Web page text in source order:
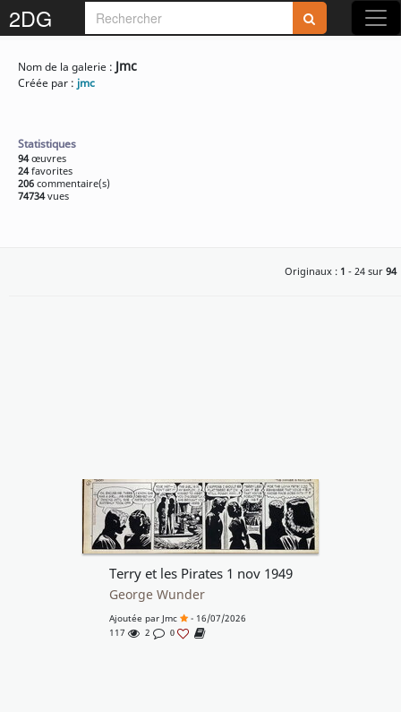
2DG Rejoignez-nous sur 2DG !
Accédez aux planches et illustrations
réservées aux membres
Nom de la galerie : Jmc
Créée par : jmc
Statistiques
94œuvres
24favorites
206 commentaire(s)
74734vues
Originaux : 1 - 24 sur 94
Terry et les Pirates 1 nov 1949
George Wunder
Ajoutée par Jmc
- 16/07/2026
117
2 0